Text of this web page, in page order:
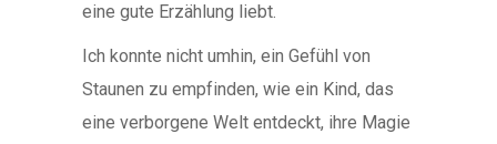
eine gute Erzählung liebt.
Ich konnte nicht umhin, ein Gefühl von
Staunen zu empfinden, wie ein Kind, das
eine verborgene Welt entdeckt, ihre Magie